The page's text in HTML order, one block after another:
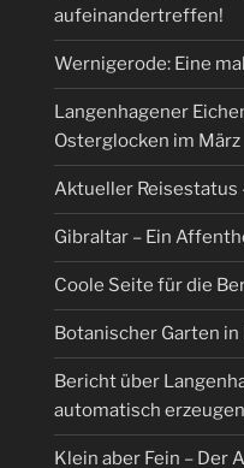
aufeinandertreffen!
Wernigerode: Eine
Langenhagener
Osterglocken im März
Aktueller Reisestatus
Gibraltar – Ein
Coole Seite für die
Botanischer Garten
Bericht über
automatisch erzeugen
Klein aber Fein – Der